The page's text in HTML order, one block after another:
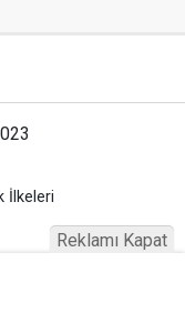
İlkeleri
Reklamı Kapat